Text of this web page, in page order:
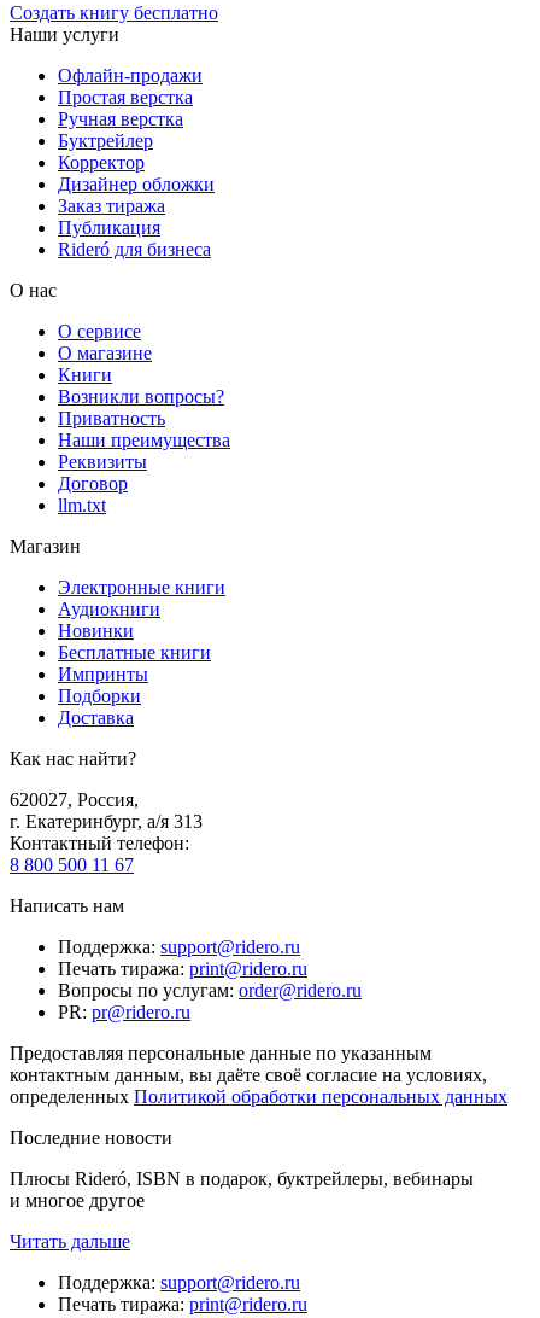
Создать книгу бесплатно
Наши услуги
Офлайн-продажи
Простая верстка
Ручная верстка
Буктрейлер
Корректор
Дизайнер обложки
Заказ тиража
Публикация
Rideró для бизнеса
О нас
О сервисе
О магазине
Книги
Возникли вопросы?
Приватность
Наши преимущества
Реквизиты
Договор
llm.txt
Магазин
Электронные книги
Аудиокниги
Новинки
Бесплатные книги
Импринты
Подборки
Доставка
Как нас найти?
620027, Россия,
г. Екатеринбург, а/я 313
Контактный телефон:
8 800 500 11 67
Написать нам
Поддержка: support@ridero.ru
Печать тиража: print@ridero.ru
Вопросы по услугам: order@ridero.ru
PR: pr@ridero.ru
Предоставляя персональные данные по указанным
контактным данным, вы даёте своё согласие на условиях,
определенных Политикой обработки персональных данных
Последние новости
Плюсы Rideró, ISBN в подарок, буктрейлеры, вебинары
и многое другое
Читать дальше
Поддержка: support@ridero.ru
Печать тиража: print@ridero.ru